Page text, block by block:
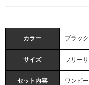
カラー ブラック
サイズ フリー
セット内容 ワンピ